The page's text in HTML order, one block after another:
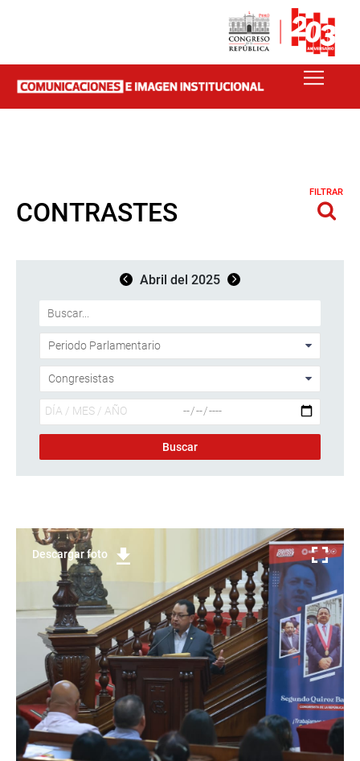
CONTRASTES
FILTRAR
Abril del 2025
Descargar foto